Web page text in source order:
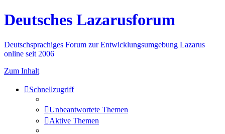
Deutsches Lazarusforum
Deutschsprachiges Forum zur Entwicklungsumgebung Lazarus
online seit 2006
Zum Inhalt
Schnellzugriff
Unbeantwortete Themen
Aktive Themen